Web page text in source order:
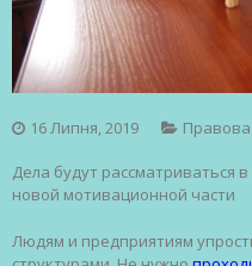
16 Липня, 2019
Дела будут рассматриваться
новой мотивационной части
Людям и предприятиям